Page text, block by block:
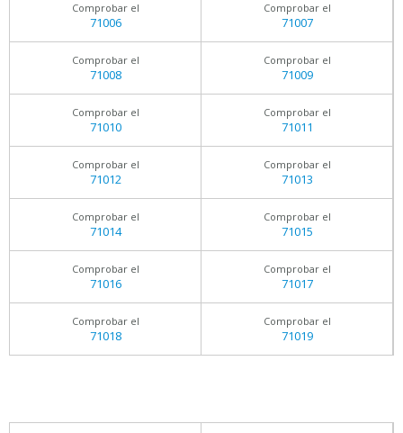
Comprobar el
71006
Comprobar el
71007
Comprobar el
71008
Comprobar el
71009
Comprobar el
71010
Comprobar el
71011
Comprobar el
71012
Comprobar el
71013
Comprobar el
71014
Comprobar el
71015
Comprobar el
71016
Comprobar el
71017
Comprobar el
71018
Comprobar el
71019